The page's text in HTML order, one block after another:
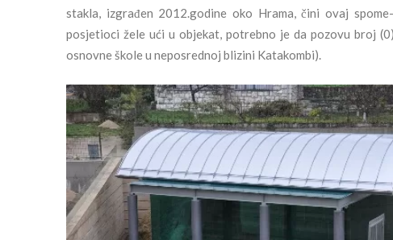
stakla, izgrađen 2012.godine oko Hrama, čini ovaj
posjetioci žele ući u objekat, potrebno je da pozovu broj
osnovne škole u neposrednoj blizini Katakombi).